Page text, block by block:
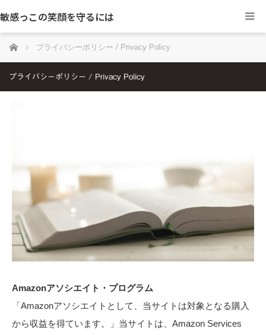
敏感っこの笑顔を守るには
ホーム プライバシーポリシー / Privacy Policy
プライバシーポリシー / Privacy Policy
Amazonアソシエイト・プログラム
「Amazonアソシエイトとして、当サイトは対象となる購入
から収益を得ています。」当サイトは、Amazon Services